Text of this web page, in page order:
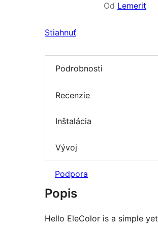
Od Lemerit
Stiahnuť
Podrobnosti
Recenzie
Inštalácia
Vývoj
Podpora
Popis
Hello EleColor is a simple yet